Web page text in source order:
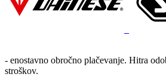
- enostavno obročno plačevanje. Hitra
stroškov.